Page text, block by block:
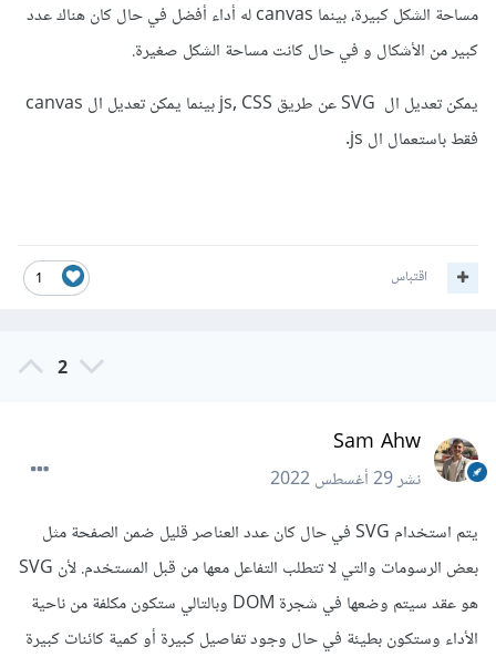
مساحة الشكل كبيرة، بينما canvas له أداء أفضل في حال كان هناك عدد
كبير من الأشكال و في حال كانت مساحة الشكل صغيرة.
يمكن تعديل ال SVG عن طريق js, CSS بينما يمكن تعديل ال canvas
فقط باستعمال ال js.
1 اقتباس
2
Sam Ahw
نشر29 أغسطس 2022
يتم استخدام SVG في حال كان عدد العناصر قليل ضمن الصفحة مثل
بعض الرسومات والتي لا تتطلب التفاعل معها من قبل المستخدم. لأن SVG
هو عقد سيتم وضعها في شجرة DOM وبالتالي ستكون مكلفة من ناحية
الأداء وستكون بطيئة في حال وجود تفاصيل كبيرة أو كمية كائنات كبيرة